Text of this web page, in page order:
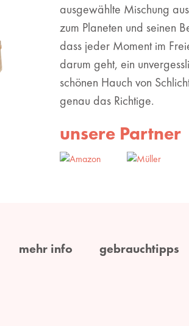
ausgewählte Mischung
zum Planeten und seinen
dass jeder Moment im
darum geht, ein
schönen Hauch von
genau das Richtige.
unsere Partner
mehr info gebrauchtipps